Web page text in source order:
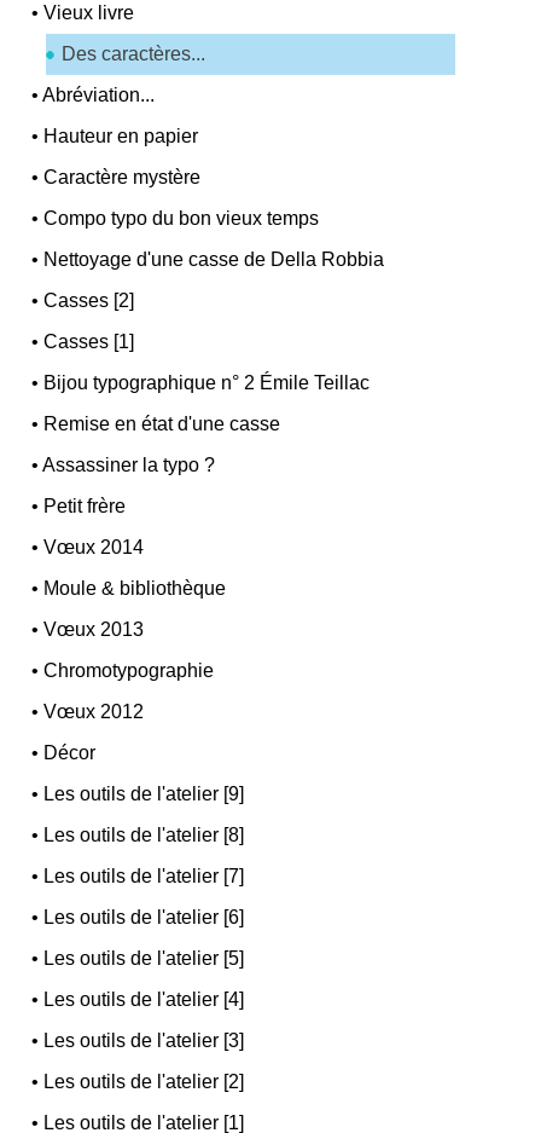
•Vieux livre
Des caractères...
•Abréviation...
• Hauteur en papier
•Caractère mystère
•Compo typo du bon vieux temps
• Nettoyage d'une casse de Della Robbia
•Casses [2]
•Casses [1]
• Bijou typographique n° 2 Émile Teillac
• Remise en état d'une casse
•Assassiner la typo ?
• Petit frère
•Vœux 2014
• Moule & bibliothèque
•Vœux 2013
•Chromotypographie
•Vœux 2012
• Décor
• Les outils de l'atelier [9]
• Les outils de l'atelier [8]
• Les outils de l'atelier [7]
• Les outils de l'atelier [6]
• Les outils de l'atelier [5]
• Les outils de l'atelier [4]
• Les outils de l'atelier [3]
• Les outils de l'atelier [2]
• Les outils de l'atelier [1]